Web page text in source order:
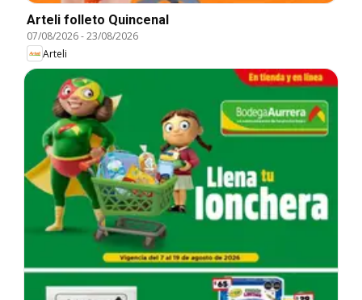
Arteli folleto Quincenal
07/08/2026-23/08/2026
Arteli